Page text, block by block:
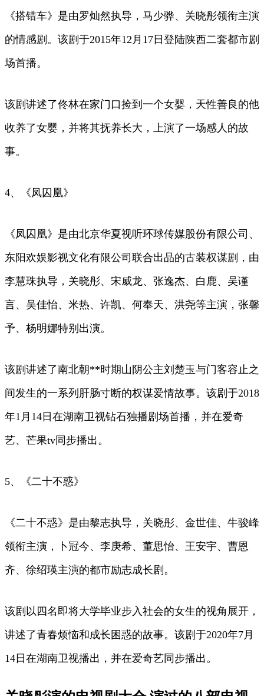
《搭错车》是由罗灿然执导，马少骅、关晓彤领衔主演
的情感剧。该剧于2015年12月17日登陆陕西二套都市剧
场首播。
该剧讲述了佟林在家门口捡到一个女婴，天性善良的他
收养了女婴，并将其抚养长大，上演了一场感人的故
事。
4、《凤囚凰》
《凤囚凰》是由北京华夏视听环球传媒股份有限公司、
东阳欢娱影视文化有限公司联合出品的古装权谋剧，由
李慧珠执导，关晓彤、宋威龙、张逸杰、白鹿、吴谨
言、吴佳怡、米热、许凯、何奉天、洪尧等主演，张馨
予、杨明娜特别出演。
该剧讲述了南北朝**时期山阴公主刘楚玉与门客容止之
间发生的一系列肝肠寸断的权谋爱情故事。该剧于2018
年1月14日在湖南卫视钻石独播剧场首播，并在爱奇
艺、芒果tv同步播出。
5、《二十不惑》
《二十不惑》是由黎志执导，关晓彤、金世佳、牛骏峰
领衔主演，卜冠今、李庚希、董思怡、王安宇、曹恩
齐、徐绍瑛主演的都市励志成长剧。
该剧以四名即将大学毕业步入社会的女生的视角展开，
讲述了青春烦恼和成长困惑的故事。该剧于2020年7月
14日在湖南卫视播出，并在爱奇艺同步播出。